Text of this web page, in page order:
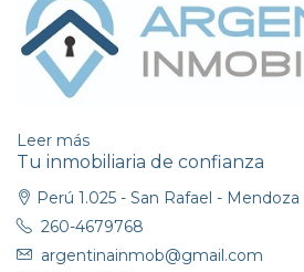
Leer más
Tu inmobiliaria de confianza
Perú 1.025 - San Rafael - Mendoza
260-4679768
argentinainmob@gmail.com